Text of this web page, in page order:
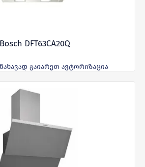
Bosch DFT63CA20Q
გაიარეთ ავტორიზაცია